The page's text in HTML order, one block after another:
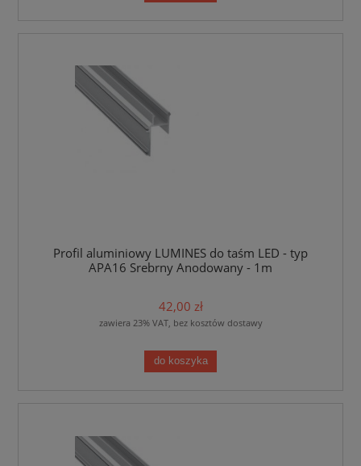
Profil aluminiowy LUMINES do taśm LED - typ
APA16 Srebrny Anodowany - 1m
42,00 zł
zawiera 23% VAT, bez kosztów dostawy
do koszyka